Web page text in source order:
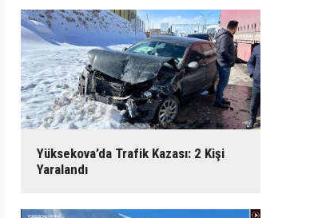
Yüksekova’da Trafik Kazası: 2 Kişi
Yaralandı